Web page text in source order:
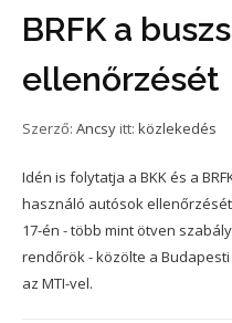
BRFK a
ellenőrzését
Szerző: Ancsy itt: közlekedés
Idén is folytatja a BKK és a
használó autósok
17-én - több mint ötven
rendőrök - közölte a
az MTI-vel.